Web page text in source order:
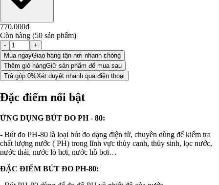
770.000₫
Còn hàng (50 sản phẩm)
-
+
Mua ngayGiao hàng tận nơi nhanh chóng
Thêm giỏ hàngGiữ sản phẩm để mua sau
Trả góp 0%Xét duyệt nhanh qua điện thoại
Đặc điểm nổi bật
ỨNG DỤNG BÚT ĐO PH - 80:
- Bút đo PH-80 là loại bút đo dạng điện tử, chuyên dùng để kiểm tra
chất lượng nước ( PH) trong lĩnh vực thủy canh, thủy sinh, lọc nước,
nước thải, nước lò hơi, nước hồ bơi…
ĐẶC ĐIỂM BÚT ĐO PH-80: